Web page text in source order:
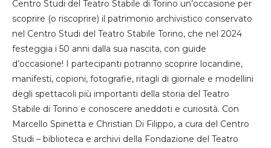
Centro Studi del Teatro Stabile di Torino un’occasione per
scoprire (o riscoprire) il patrimonio archivistico conservato
nel Centro Studi del Teatro Stabile Torino, che nel 2024
festeggia i 50 anni dalla sua nascita, con guide
d’occasione! I partecipanti potranno scoprire locandine,
manifesti, copioni, fotografie, ritagli di giornale e modellini
degli spettacoli più importanti della storia del Teatro
Stabile di Torino e conoscere aneddoti e curiosità. Con
Marcello Spinetta e Christian Di Filippo, a cura del Centro
Studi – biblioteca e archivi della Fondazione del Teatro